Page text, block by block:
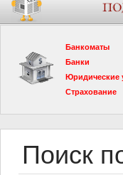
Банкоматы
Банки
Юридические
Страхование
Поиск